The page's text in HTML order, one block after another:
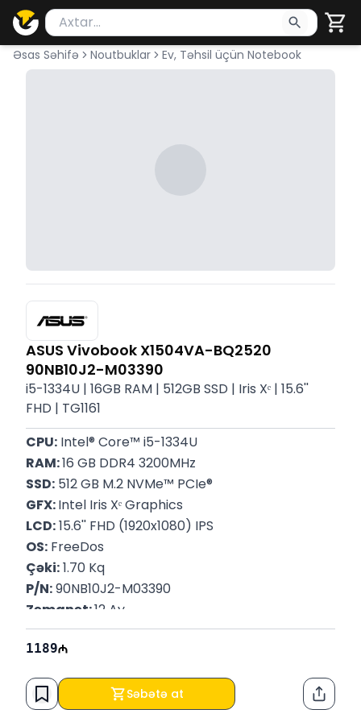
Məhsul axtar
Axtarış üçün ən azı 2 simvol yazın. Göndərmək
Əsas Səhifə Noutbuklar Ev, Təhsil üçün Notebook
ASUS Vivobook X1504VA-BQ2520
90NB10J2-M03390
i5-1334U | 16GB RAM | 512GB SSD | Iris Xᵉ | 15.6''
FHD | TG1161
CPU: Intel® Core™ i5-1334U
RAM: 16 GB DDR4 3200MHz
SSD: 512 GB M.2 NVMe™ PCIe®
GFX: Intel Iris Xᵉ Graphics
LCD: 15.6'' FHD (1920x1080) IPS
OS: FreeDos
Çəki: 1.70 Kq
P/N: 90NB10J2-M03390
Zəmanət: 12 Ay
1189
Səbətə at